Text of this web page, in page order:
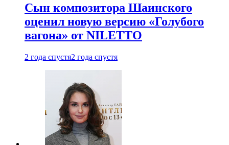
Сын композитора Шаинского
оценил новую версию «Голубого
вагона» от NILETTO
2 года спустя2 года спустя